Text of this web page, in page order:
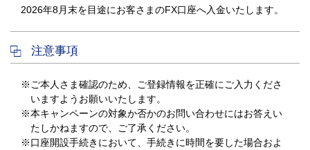
2026年8月末を目途にお客さまのFX口座へ入金いたします。
注意事項
※ご本人さま確認のため、ご登録情報を正確にご入力くださ
いますようお願いいたします。
※本キャンペーンの対象か否かのお問い合わせにはお答えい
たしかねますので、ご了承ください。
※口座開設手続きにおいて、手続きに時間を要した場合およ